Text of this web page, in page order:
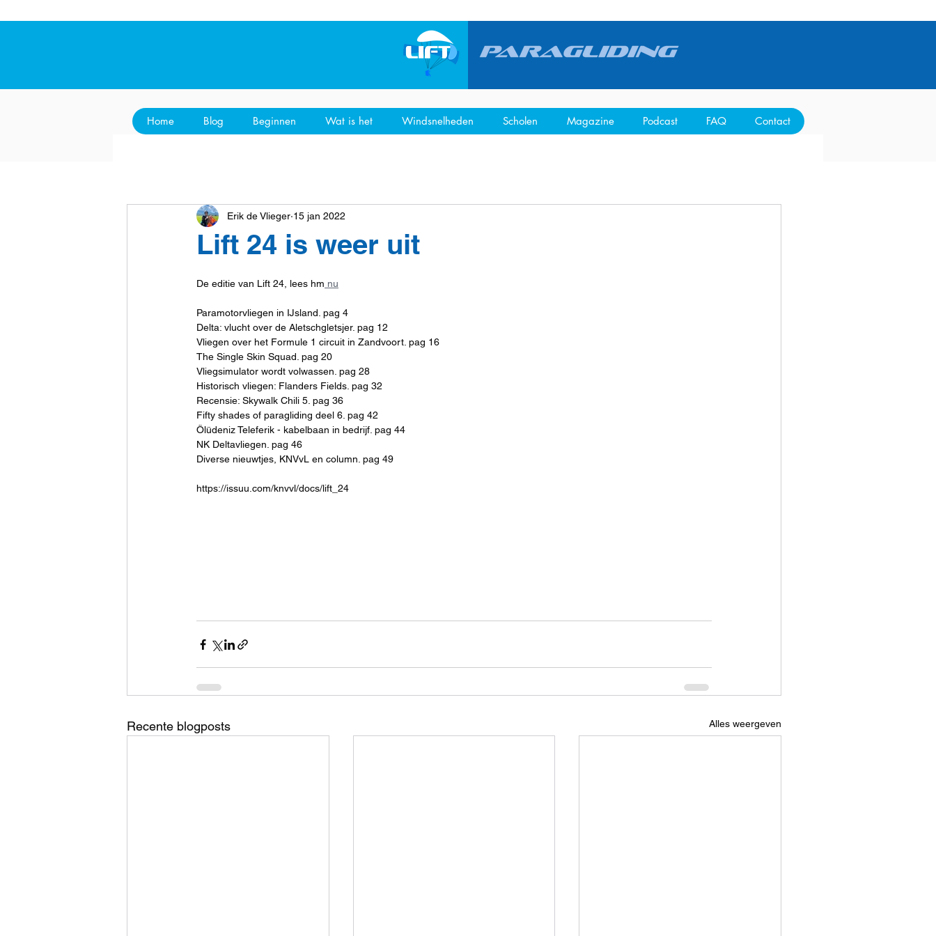
Home Blog Beginnen Wat is het Windsnelheden Scholen Magazine Podcast FAQ Contact
Lift 24 is weer uit
Erik de Vlieger 15 jan 2022
De editie van Lift 24, lees hm nu
Paramotorvliegen in IJsland. pag 4
Delta: vlucht over de Aletschgletsjer. pag 12
Vliegen over het Formule 1 circuit in Zandvoort. pag 16
The Single Skin Squad. pag 20
Vliegsimulator wordt volwassen. pag 28
Historisch vliegen: Flanders Fields. pag 32
Recensie: Skywalk Chili 5. pag 36
Fifty shades of paragliding deel 6. pag 42
Ölüdeniz Teleferik - kabelbaan in bedrijf. pag 44
NK Deltavliegen. pag 46
Diverse nieuwtjes, KNVvL en column. pag 49
https://issuu.com/knvvl/docs/lift_24
Recente blogposts Alles weergeven